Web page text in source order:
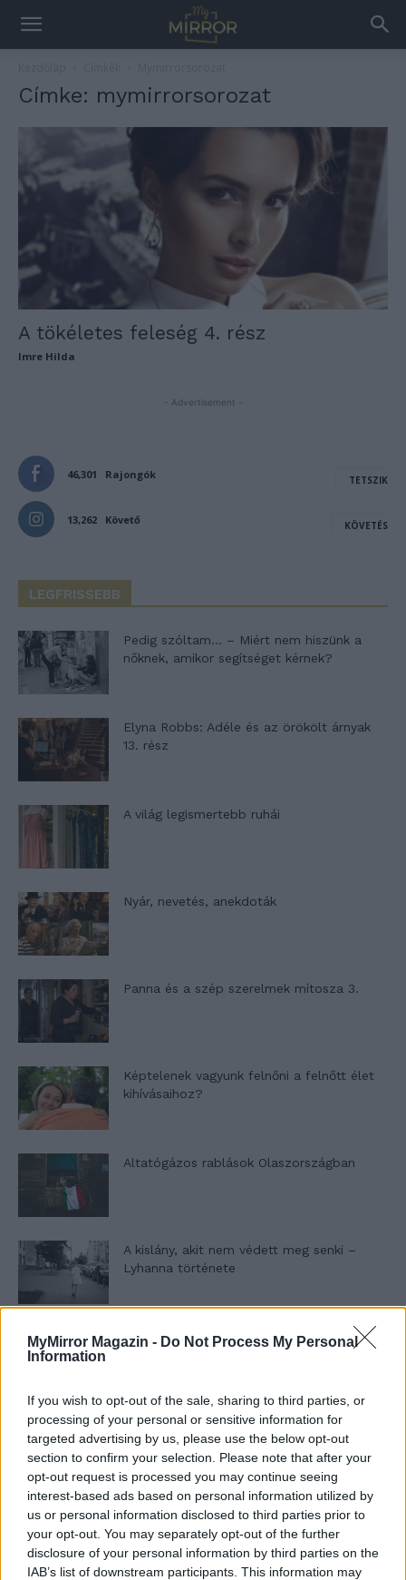
MyMirror Magazin - Do Not Process My Personal
Information
If you wish to opt-out of the sale, sharing to third parties, or
processing of your personal or sensitive information for
targeted advertising by us, please use the below opt-out
section to confirm your selection. Please note that after your
opt-out request is processed you may continue seeing
interest-based ads based on personal information utilized by
us or personal information disclosed to third parties prior to
your opt-out. You may separately opt-out of the further
disclosure of your personal information by third parties on the
IAB’s list of downstream participants. This information may
Címke: mymirrorsorozat
A tökéletes feleség 4. rész
Imre Hilda
- Advertisement -
46,301 Rajongók TETSZIK
13,262 Követő KÖVETÉS
LEGFRISSEBB
Pedig szóltam… – Miért nem hiszünk a
nőknek, amikor segítséget kérnek?
Elyna Robbs: Adéle és az örökölt árnyak
13. rész
A világ legismertebb ruhái
Nyár, nevetés, anekdoták
Panna és a szép szerelmek mítosza 3.
Képtelenek vagyunk felnőni a felnőtt élet
kihívásaihoz?
Altatógázos rablások Olaszországban
A kislány, akit nem védett meg senki –
Lyhanna története
T. Barnett: Gyilkosság a Garda-tónál 12.
T. szereti a fiatal lányokat 13. rész
Minka 10. rész